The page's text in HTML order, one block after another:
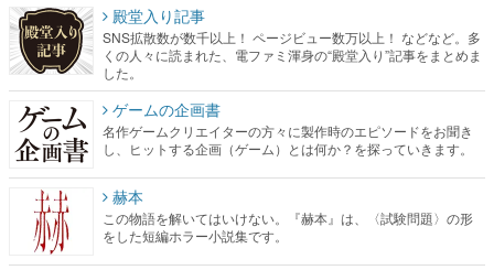
殿堂入り記事
SNS拡散数が数千以上！ ページビュー数万以上！ などなど。多
くの人々に読まれた、電ファミ渾身の“殿堂入り”記事をまとめま
した。
ゲームの企画書
名作ゲームクリエイターの方々に製作時のエピソードをお聞き
し、ヒットする企画（ゲーム）とは何か？を探っていきます。
赫本
この物語を解いてはいけない。『赫本』は、〈試験問題〉の形
をした短編ホラー小説集です。